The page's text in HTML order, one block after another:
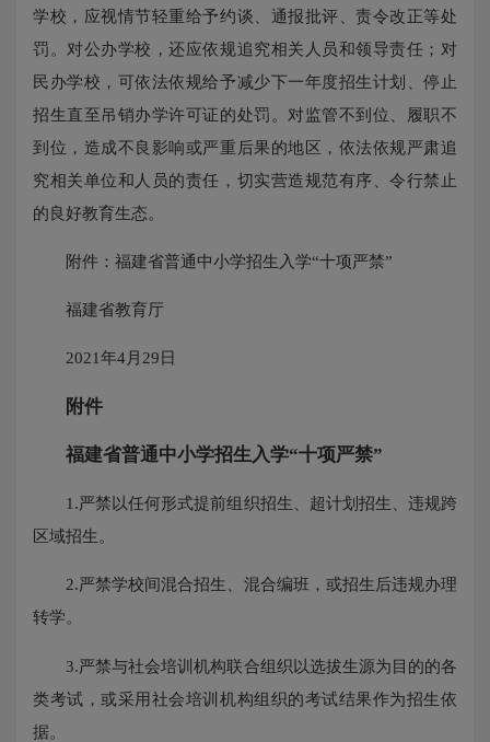
学校，应视情节轻重给予约谈、通报批评、责令改正等处
罚。对公办学校，还应依规追究相关人员和领导责任；对
民办学校，可依法依规给予减少下一年度招生计划、停止
招生直至吊销办学许可证的处罚。对监管不到位、履职不
到位，造成不良影响或严重后果的地区，依法依规严肃追
究相关单位和人员的责任，切实营造规范有序、令行禁止
的良好教育生态。
附件：福建省普通中小学招生入学“十项严禁”
福建省教育厅
2021年4月29日
附件
福建省普通中小学招生入学“十项严禁”
1.严禁以任何形式提前组织招生、超计划招生、违规跨
区域招生。
2.严禁学校间混合招生、混合编班，或招生后违规办理
转学。
3.严禁与社会培训机构联合组织以选拔生源为目的的各
类考试，或采用社会培训机构组织的考试结果作为招生依
据。